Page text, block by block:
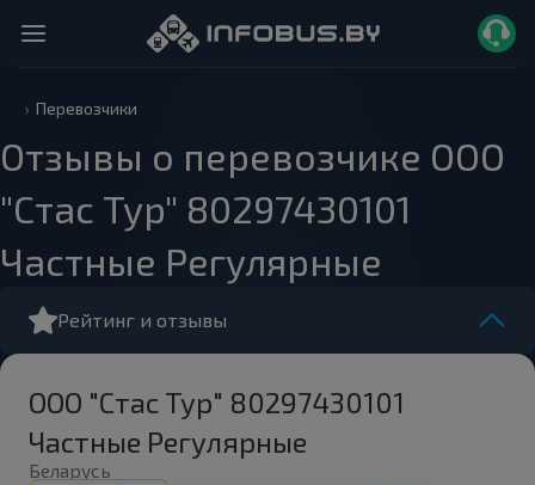
Перевозчики
Отзывы о перевозчике ООО
"Стас Тур" 80297430101
Частные Регулярные
Рейтинг и отзывы
ООО "Стас Тур" 80297430101
Частные Регулярные
Беларусь